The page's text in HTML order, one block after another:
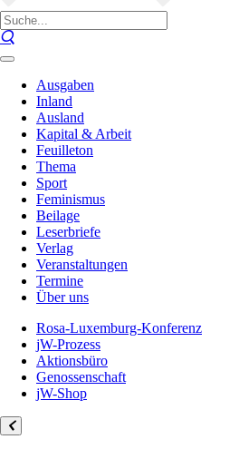
Ausgaben
Inland
Ausland
Kapital & Arbeit
Feuilleton
Thema
Sport
Feminismus
Beilage
Leserbriefe
Verlag
Veranstaltungen
Termine
Über uns
Rosa-Luxemburg-Konferenz
jW-Prozess
Aktionsbüro
Genossenschaft
jW-Shop